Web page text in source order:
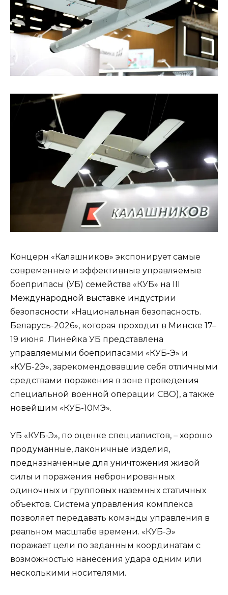
Концерн «Калашников» экспонирует самые
современные и эффективные управляемые
боеприпасы (УБ) семейства «КУБ» на III
Международной выставке индустрии
безопасности «Национальная безопасность.
Беларусь-2026», которая проходит в Минске 17–
19 июня. Линейка УБ представлена
управляемыми боеприпасами «КУБ-Э» и
«КУБ-2Э», зарекомендовавшие себя отличными
средствами поражения в зоне проведения
специальной военной операции СВО), а также
новейшим «КУБ-10МЭ».
УБ «КУБ-Э», по оценке специалистов, – хорошо
продуманные, лаконичные изделия,
предназначенные для уничтожения живой
силы и поражения небронированных
одиночных и групповых наземных статичных
объектов. Система управления комплекса
позволяет передавать команды управления в
реальном масштабе времени. «КУБ-Э»
поражает цели по заданным координатам с
возможностью нанесения удара одним или
несколькими носителями.